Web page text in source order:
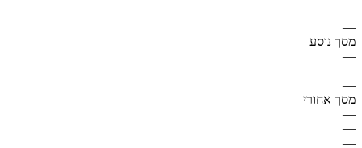
—
—
מסך נוסע
—
—
—
מסך אחורי
—
—
—